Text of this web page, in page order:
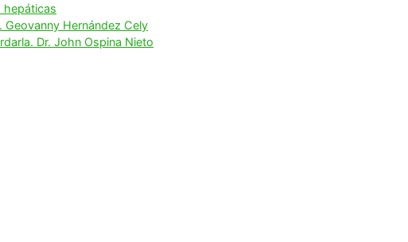
hepáticas
Hernández Cely
Dr. John Ospina Nieto